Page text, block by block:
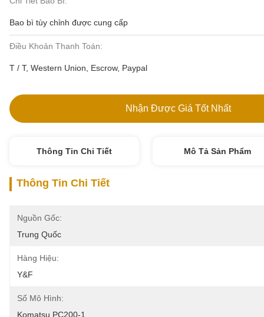
Bao bì tùy chỉnh được cung cấp
Điều Khoản Thanh Toán:
T / T, Western Union, Escrow, Paypal
Nhận Được Giá Tốt Nhất
Thông Tin Chi Tiết Mô Tả Sản Phẩm
Thông Tin Chi Tiết
Nguồn Gốc:
Trung Quốc
Hàng Hiệu:
Y&F
Số Mô Hình:
Komatsu PC200-1